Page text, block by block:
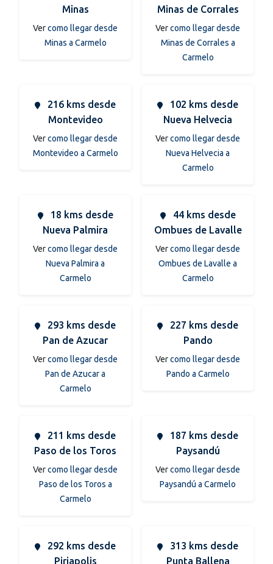
Minas
Vercomo llegar desde
Minas a Carmelo
Minas de Corrales
Vercomo llegar desde
Minas de Corrales a
Carmelo
216 kms desde
Montevideo
Vercomo llegar desde
Montevideo a Carmelo
102 kms desde
Nueva Helvecia
Vercomo llegar desde
Nueva Helvecia a
Carmelo
18 kms desde
Nueva Palmira
Vercomo llegar desde
Nueva Palmira a
Carmelo
44 kms desde
Ombues de Lavalle
Vercomo llegar desde
Ombues de Lavalle a
Carmelo
293 kms desde
Pan de Azucar
Vercomo llegar desde
Pan de Azucar a
Carmelo
227 kms desde
Pando
Vercomo llegar desde
Pando a Carmelo
211 kms desde
Paso de los Toros
Vercomo llegar desde
Paso de los Toros a
Carmelo
187 kms desde
Paysandú
Vercomo llegar desde
Paysandú a Carmelo
292 kms desde
Piriapolis
313 kms desde
Punta Ballena